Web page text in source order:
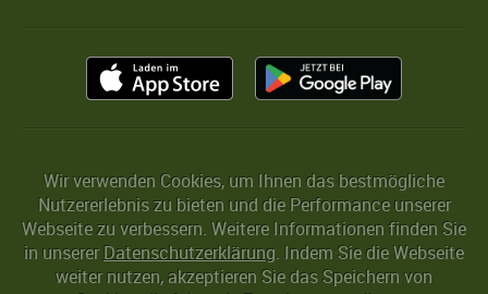
Wir verwenden Cookies, um Ihnen das bestmögliche
Nutzererlebnis zu bieten und die Performance unserer
Webseite zu verbessern. Weitere Informationen finden Sie
in unserer Datenschutzerklärung. Indem Sie die Webseite
weiter nutzen, akzeptieren Sie das Speichern von